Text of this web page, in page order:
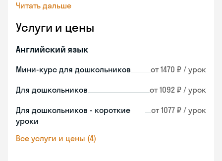
Читать дальше
Услуги и цены
Английский язык
Мини-курс для дошкольников от 1470 ₽ / урок
Для дошкольников от 1092 ₽ / урок
Для дошкольников - короткие
уроки
от 1077 ₽ / урок
Все услуги и цены (4)